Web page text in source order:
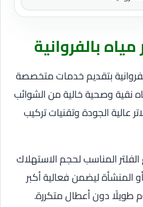
بالفروانية
بتقديم خدمات متخصصة
وصحية خالية من الشوائب
عالية الجودة وتقنيات تركيب
المناسب لحجم الاستهلاك
المنشأة ليضمن فعالية أكبر
طويلًا دون أعطال متكررة.